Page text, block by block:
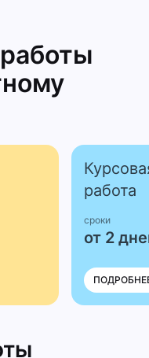
работа
сроки
от 2